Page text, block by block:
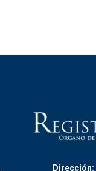
Dirección: